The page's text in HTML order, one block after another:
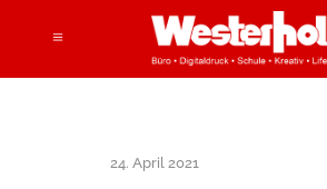
24. April 2021